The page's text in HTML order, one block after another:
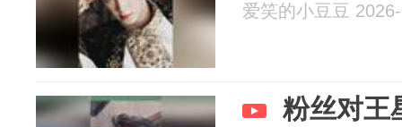
爱笑的小豆豆
粉丝对王